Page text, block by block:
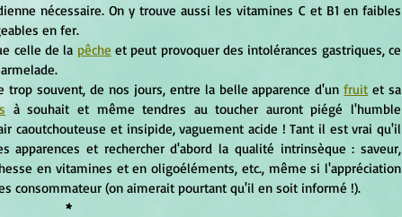
nécessaire. On y trouve aussi les vitamines C et B1 en faibles
en fer.
celle de la
pêche et peut provoquer des intolérances gastriques, ce
trop souvent, de nos jours, entre la belle apparence d'un
fruit et sa
à souhait et même tendres au toucher auront piégé l'humble
caoutchouteuse et insipide, vaguement acide ! Tant il est vrai qu'il
apparences et rechercher d'abord la qualité intrinsèque : saveur,
en vitamines et en oligoéléments, etc., même si l'appréciation
consommateur (on aimerait pourtant qu'il en soit informé !).
*